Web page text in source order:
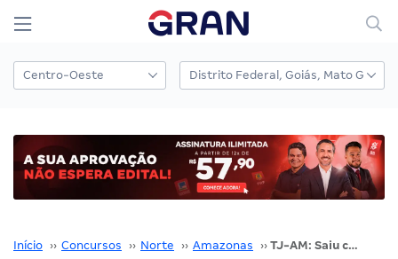
Início ›› Concursos ›› Norte ›› Amazonas ›› TJ-AM: Saiu concurso para níveis fundamental e médio! Confira 10 motivos para participar da seleção! Até 5,5 mil!